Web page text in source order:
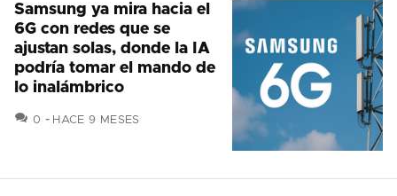
Samsung ya mira hacia el
6G con redes que se
ajustan solas, donde la IA
podría tomar el mando de
lo inalámbrico
0 COMENTARIOS
HACE 9 MESES